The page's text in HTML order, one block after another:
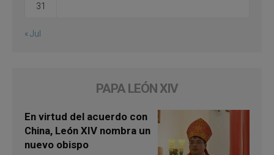
31
« Jul
PAPA LEÓN XIV
En virtud del acuerdo con
China, León XIV nombra un
nuevo obispo